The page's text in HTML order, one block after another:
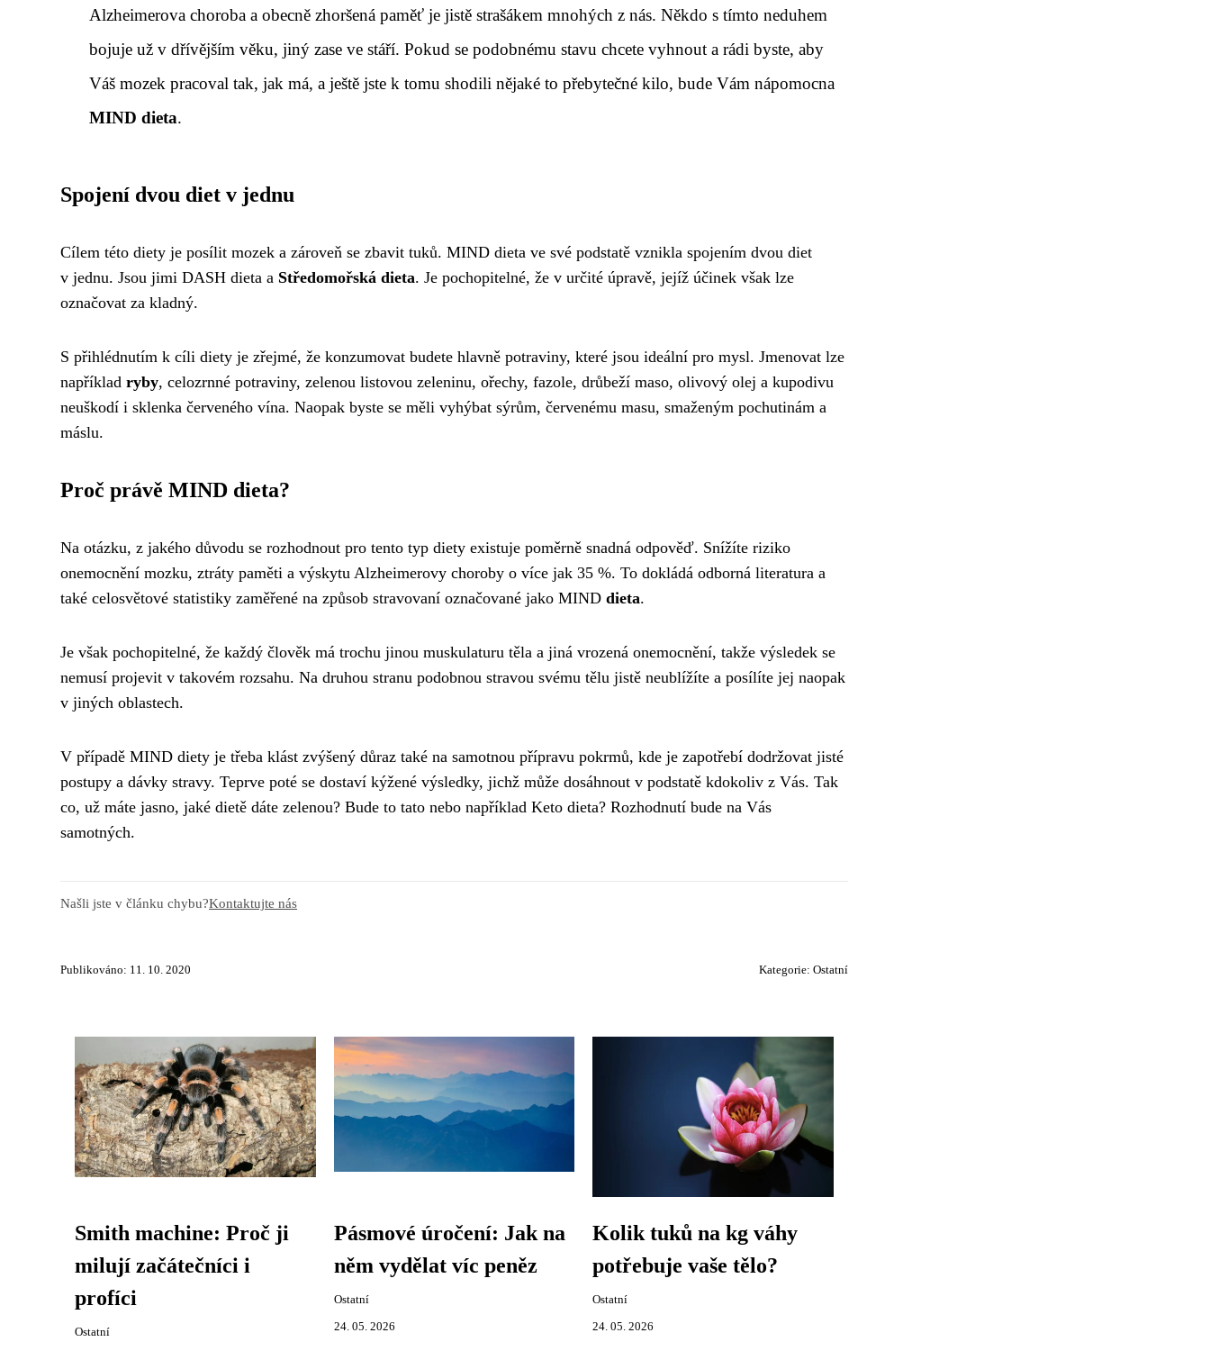
Alzheimerova choroba a obecně zhoršená paměť je jistě strašákem mnohých z nás. Někdo s tímto neduhem
bojuje už v dřívějším věku, jiný zase ve stáří. Pokud se podobnému stavu chcete vyhnout a rádi byste, aby
Váš mozek pracoval tak, jak má, a ještě jste k tomu shodili nějaké to přebytečné kilo, bude Vám nápomocna
MIND dieta.
Spojení dvou diet v jednu
Cílem této diety je posílit mozek a zároveň se zbavit tuků. MIND dieta ve své podstatě vznikla spojením dvou diet
v jednu. Jsou jimi DASH dieta a Středomořská dieta. Je pochopitelné, že v určité úpravě, jejíž účinek však lze
označovat za kladný.
S přihlédnutím k cíli diety je zřejmé, že konzumovat budete hlavně potraviny, které jsou ideální pro mysl. Jmenovat lze
například ryby, celozrnné potraviny, zelenou listovou zeleninu, ořechy, fazole, drůbeží maso, olivový olej a kupodivu
neuškodí i sklenka červeného vína. Naopak byste se měli vyhýbat sýrům, červenému masu, smaženým pochutinám a
máslu.
Proč právě MIND dieta?
Na otázku, z jakého důvodu se rozhodnout pro tento typ diety existuje poměrně snadná odpověď. Snížíte riziko
onemocnění mozku, ztráty paměti a výskytu Alzheimerovy choroby o více jak 35 %. To dokládá odborná literatura a
také celosvětové statistiky zaměřené na způsob stravovaní označované jako MIND dieta.
Je však pochopitelné, že každý člověk má trochu jinou muskulaturu těla a jiná vrozená onemocnění, takže výsledek se
nemusí projevit v takovém rozsahu. Na druhou stranu podobnou stravou svému tělu jistě neublížíte a posílíte jej naopak
v jiných oblastech.
V případě MIND diety je třeba klást zvýšený důraz také na samotnou přípravu pokrmů, kde je zapotřebí dodržovat jisté
postupy a dávky stravy. Teprve poté se dostaví kýžené výsledky, jichž může dosáhnout v podstatě kdokoliv z Vás. Tak
co, už máte jasno, jaké dietě dáte zelenou? Bude to tato nebo například Keto dieta? Rozhodnutí bude na Vás
samotných.
Našli jste v článku chybu?Kontaktujte nás
Publikováno: 11. 10. 2020 Kategorie: Ostatní
Smith machine: Proč ji
milují začátečníci i
profíci
Ostatní
Pásmové úročení: Jak na
něm vydělat víc peněz
Ostatní
24. 05. 2026
Kolik tuků na kg váhy
potřebuje vaše tělo?
Ostatní
24. 05. 2026